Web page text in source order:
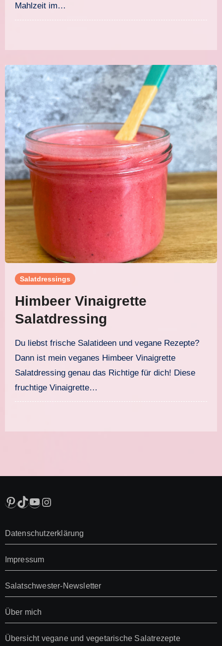
Mahlzeit im…
Salatdressings
Himbeer Vinaigrette
Salatdressing
Du liebst frische Salatideen und vegane Rezepte?
Dann ist mein veganes Himbeer Vinaigrette
Salatdressing genau das Richtige für dich! Diese
fruchtige Vinaigrette…
Pinterest
TikTok
YouTube
Instagram
Datenschutzerklärung
Impressum
Salatschwester-Newsletter
Über mich
Übersicht vegane und vegetarische Salatrezepte